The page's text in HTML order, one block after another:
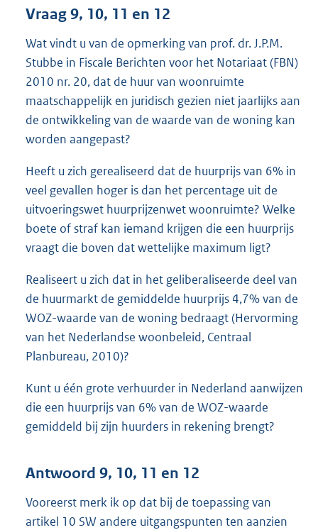
Vraag 9, 10, 11 en 12
Wat vindt u van de opmerking van prof. dr. J.P.M.
Stubbe in Fiscale Berichten voor het Notariaat (FBN)
2010 nr. 20, dat de huur van woonruimte
maatschappelijk en juridisch gezien niet jaarlijks aan
de ontwikkeling van de waarde van de woning kan
worden aangepast?
Heeft u zich gerealiseerd dat de huurprijs van 6% in
veel gevallen hoger is dan het percentage uit de
uitvoeringswet huurprijzenwet woonruimte? Welke
boete of straf kan iemand krijgen die een huurprijs
vraagt die boven dat wettelijke maximum ligt?
Realiseert u zich dat in het geliberaliseerde deel van
de huurmarkt de gemiddelde huurprijs 4,7% van de
WOZ-waarde van de woning bedraagt (Hervorming
van het Nederlandse woonbeleid, Centraal
Planbureau, 2010)?
Kunt u één grote verhuurder in Nederland aanwijzen
die een huurprijs van 6% van de WOZ-waarde
gemiddeld bij zijn huurders in rekening brengt?
Antwoord 9, 10, 11 en 12
Vooreerst merk ik op dat bij de toepassing van
artikel 10 SW andere uitgangspunten ten aanzien